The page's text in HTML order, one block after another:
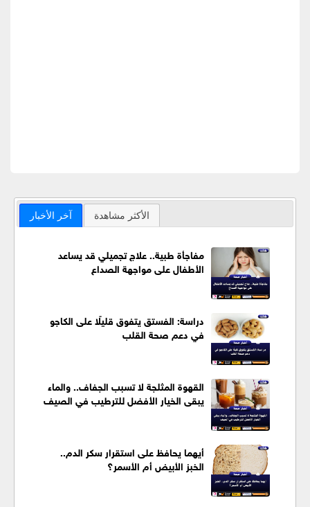
آخر الأخبار الأكثر مشاهدة
مفاجأة طبية.. علاج تجميلي قد يساعد
الأطفال على مواجهة الصداع
دراسة: الفستق يتفوق قليلًا على الكاجو
في دعم صحة القلب
القهوة المثلجة لا تسبب الجفاف.. والماء
يبقى الخيار الأفضل للترطيب في الصيف
أيهما يحافظ على استقرار سكر الدم..
الخبز الأبيض أم الأسمر؟